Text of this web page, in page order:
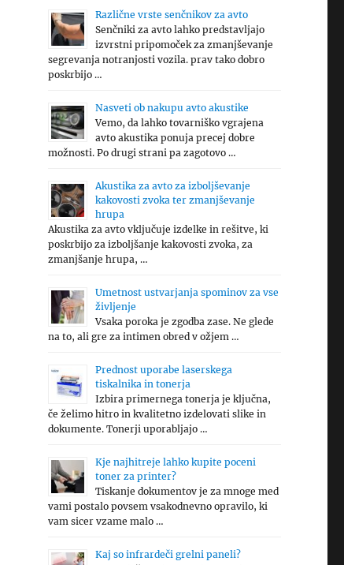
Različne vrste senčnikov za avto
Senčniki za avto lahko predstavljajo
izvrstni pripomoček za zmanjševanje
segrevanja notranjosti vozila. prav tako dobro
poskrbijo …
Nasveti ob nakupu avto akustike
Vemo, da lahko tovarniško vgrajena
avto akustika ponuja precej dobre
možnosti. Po drugi strani pa zagotovo …
Akustika za avto za izboljševanje
kakovosti zvoka ter zmanjševanje
hrupa
Akustika za avto vključuje izdelke in rešitve, ki
poskrbijo za izboljšanje kakovosti zvoka, za
zmanjšanje hrupa, …
Umetnost ustvarjanja spominov za vse
življenje
Vsaka poroka je zgodba zase. Ne glede
na to, ali gre za intimen obred v ožjem …
Prednost uporabe laserskega
tiskalnika in tonerja
Izbira primernega tonerja je ključna,
če želimo hitro in kvalitetno izdelovati slike in
dokumente. Tonerji uporabljajo …
Kje najhitreje lahko kupite poceni
toner za printer?
Tiskanje dokumentov je za mnoge med
vami postalo povsem vsakodnevno opravilo, ki
vam sicer vzame malo …
Kaj so infrardeči grelni paneli?